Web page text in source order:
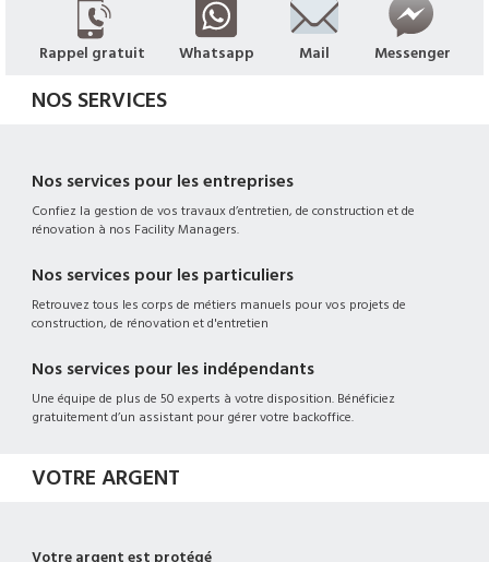
Rappel gratuit Whatsapp Mail Messenger
NOS SERVICES
Nos services pour les entreprises
Confiez la gestion de vos travaux d’entretien, de construction et de
rénovation à nos Facility Managers.
Nos services pour les particuliers
Retrouvez tous les corps de métiers manuels pour vos projets de
construction, de rénovation et d'entretien
Nos services pour les indépendants
Une équipe de plus de 50 experts à votre disposition. Bénéficiez
gratuitement d’un assistant pour gérer votre backoffice.
VOTRE ARGENT